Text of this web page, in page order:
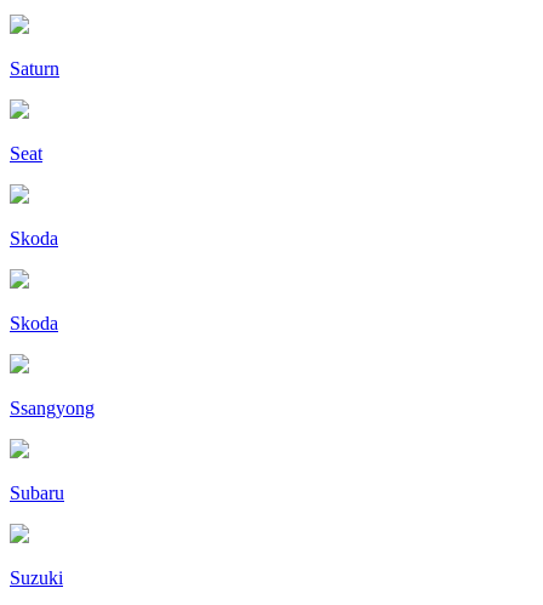
Saturn
Seat
Skoda
Skoda
Ssangyong
Subaru
Suzuki